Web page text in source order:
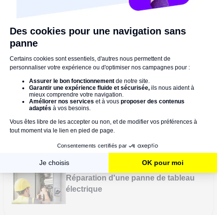
400-800 €
Fourniture et pose d'une serrure 3-
Serrurerie 130-180 €
Ouverture d'une porte simple claquée
Electricité
Réparation d'une panne de tableau
électrique